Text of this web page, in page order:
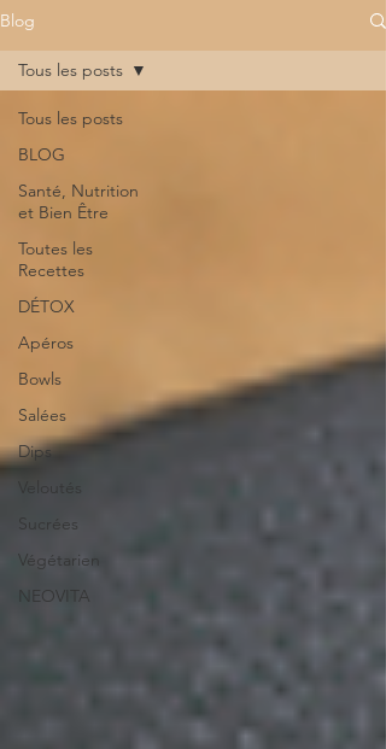
Blog
Tous les posts
BLOG
Santé, Nutrition
et Bien Être
Toutes les
Recettes
DÉTOX
Apéros
Bowls
Salées
Dips
Sucrées
Végétarien
NEOVITA
Tous les posts